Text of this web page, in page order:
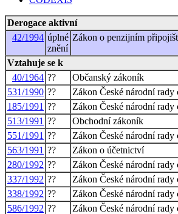
Derogace aktivní
42/1994 úplné
znění
Zákon o penzijním
Vztahuje se k
40/1964 ??
Občanský zákoník
531/1990 ??
Zákon České národní
185/1991 ??
Zákon České národní
513/1991 ??
Obchodní zákoník
551/1991 ??
Zákon České národní
563/1991 ??
Zákon o účetnictví
280/1992 ??
Zákon České národní
337/1992 ??
Zákon České národní rady
338/1992 ??
Zákon České národní
586/1992 ??
Zákon České národní